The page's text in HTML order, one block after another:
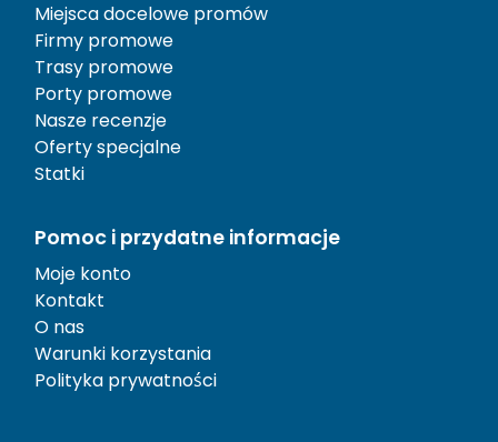
Miejsca docelowe promów
Firmy promowe
Trasy promowe
Porty promowe
Nasze recenzje
Oferty specjalne
Statki
Pomoc i przydatne informacje
Moje konto
Kontakt
O nas
Warunki korzystania
Polityka prywatności